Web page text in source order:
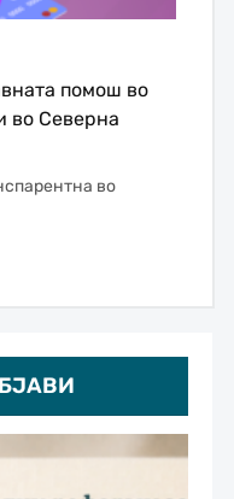
помош во
во Северна
во